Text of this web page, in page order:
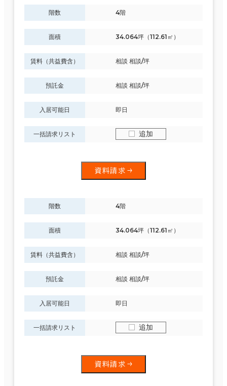
階数 4階
面積 34.064坪（112.61㎡）
賃料（共益費含） 相談 相談/坪
預託金 相談 相談/坪
入居可能日 即日
一括請求リスト 追加
資料請求
階数 4階
面積 34.064坪（112.61㎡）
賃料（共益費含） 相談 相談/坪
預託金 相談 相談/坪
入居可能日 即日
一括請求リスト 追加
資料請求